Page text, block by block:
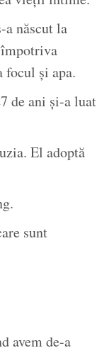
a născut la
focul și apa.
de ani și-a luat
El adoptă
sunt
avem de-a